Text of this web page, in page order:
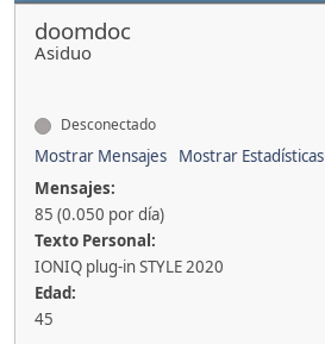
doomdoc
Asiduo
Desconectado
Mostrar Mensajes
Mostrar Estadísticas
Mensajes:
85 (0.050 por día)
Texto Personal:
IONIQ plug-in STYLE 2020
Edad:
45